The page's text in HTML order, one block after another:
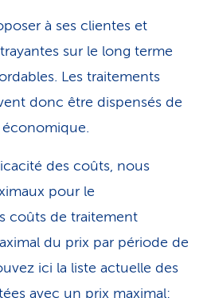
à ses clientes et
sur le long terme
Les traitements
donc être dispensés de
des coûts, nous
pour le
coûts de traitement
du prix par période de
ici la liste actuelle des
avec un prix maximal: